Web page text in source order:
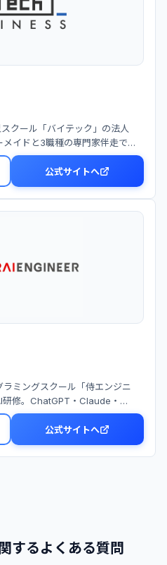
クール「バイテック」の法人
イドと3職種の専門家伴走で組
公式サイトへ
ミングスクール「侍エンジニ
修。ChatGPT・Claude・
の主要AIツールに対応し、現役
ー指導と導入伴走支援で社内の
ます。
公式サイトへ
するよくある質問